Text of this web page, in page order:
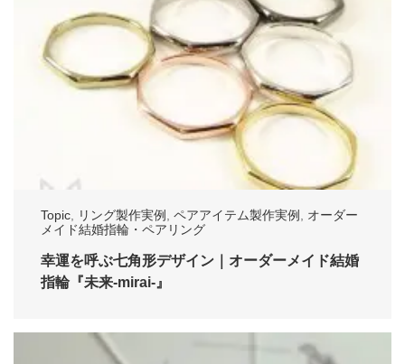
Topic リング製作実例 ペアアイテム製作実例
オーダー
メイド結婚指輪・ペアリング
幸運を呼ぶ七角形デザイン｜オーダーメイド結婚
指輪『未来-mirai-』